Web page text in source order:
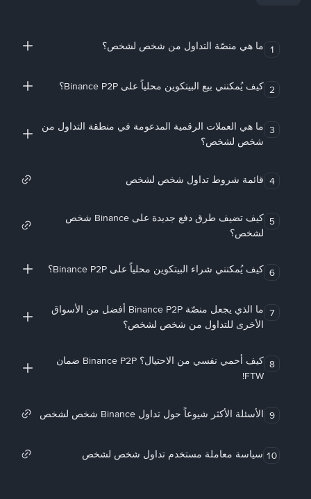
1 ما هي منصّة التداول من شخص لشخص؟
2 كيف يُمكنني بيع البيتكوين محلياً على Binance P2P؟
3 ما هي العملات الرقمية المدعومة في منطقة التداول من
شخص لشخص؟
4 قائمة شروط تداول شخص لشخص
5
كيف تضيف طرق دفع جديدة على Binance شخص
لشخص؟
6 كيف يُمكنني شراء البيتكوين محلياً على Binance P2P؟
7
ما الذي يجعل منصّة Binance P2P أفضل من الأسواق
الأخرى للتداول من شخص لشخص؟
8
كيف أحمي نفسي من الاحتيال؟ Binance P2P ضمان
FTW!
9 الأسئلة الأكثر شيوعاً حول تداول Binance شخص لشخص
10 سياسة معاملة مستخدم تداول شخص لشخص